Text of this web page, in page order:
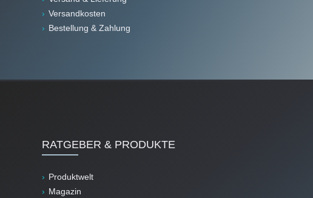
Versandkosten
Bestellung & Zahlung
RATGEBER & PRODUKTE
Produktwelt
Magazin